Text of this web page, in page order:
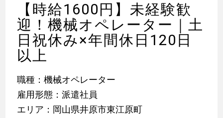
【時給1600円】未経験歓
迎！機械オペレーター｜土
日祝休み×年間休日120日
以上
職種：機械オペレーター
雇用形態：派遣社員
エリア：岡山県井原市東江原町